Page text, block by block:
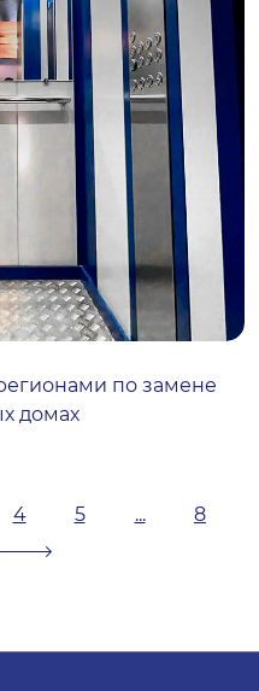
по замене
домах
4 5 ...
8